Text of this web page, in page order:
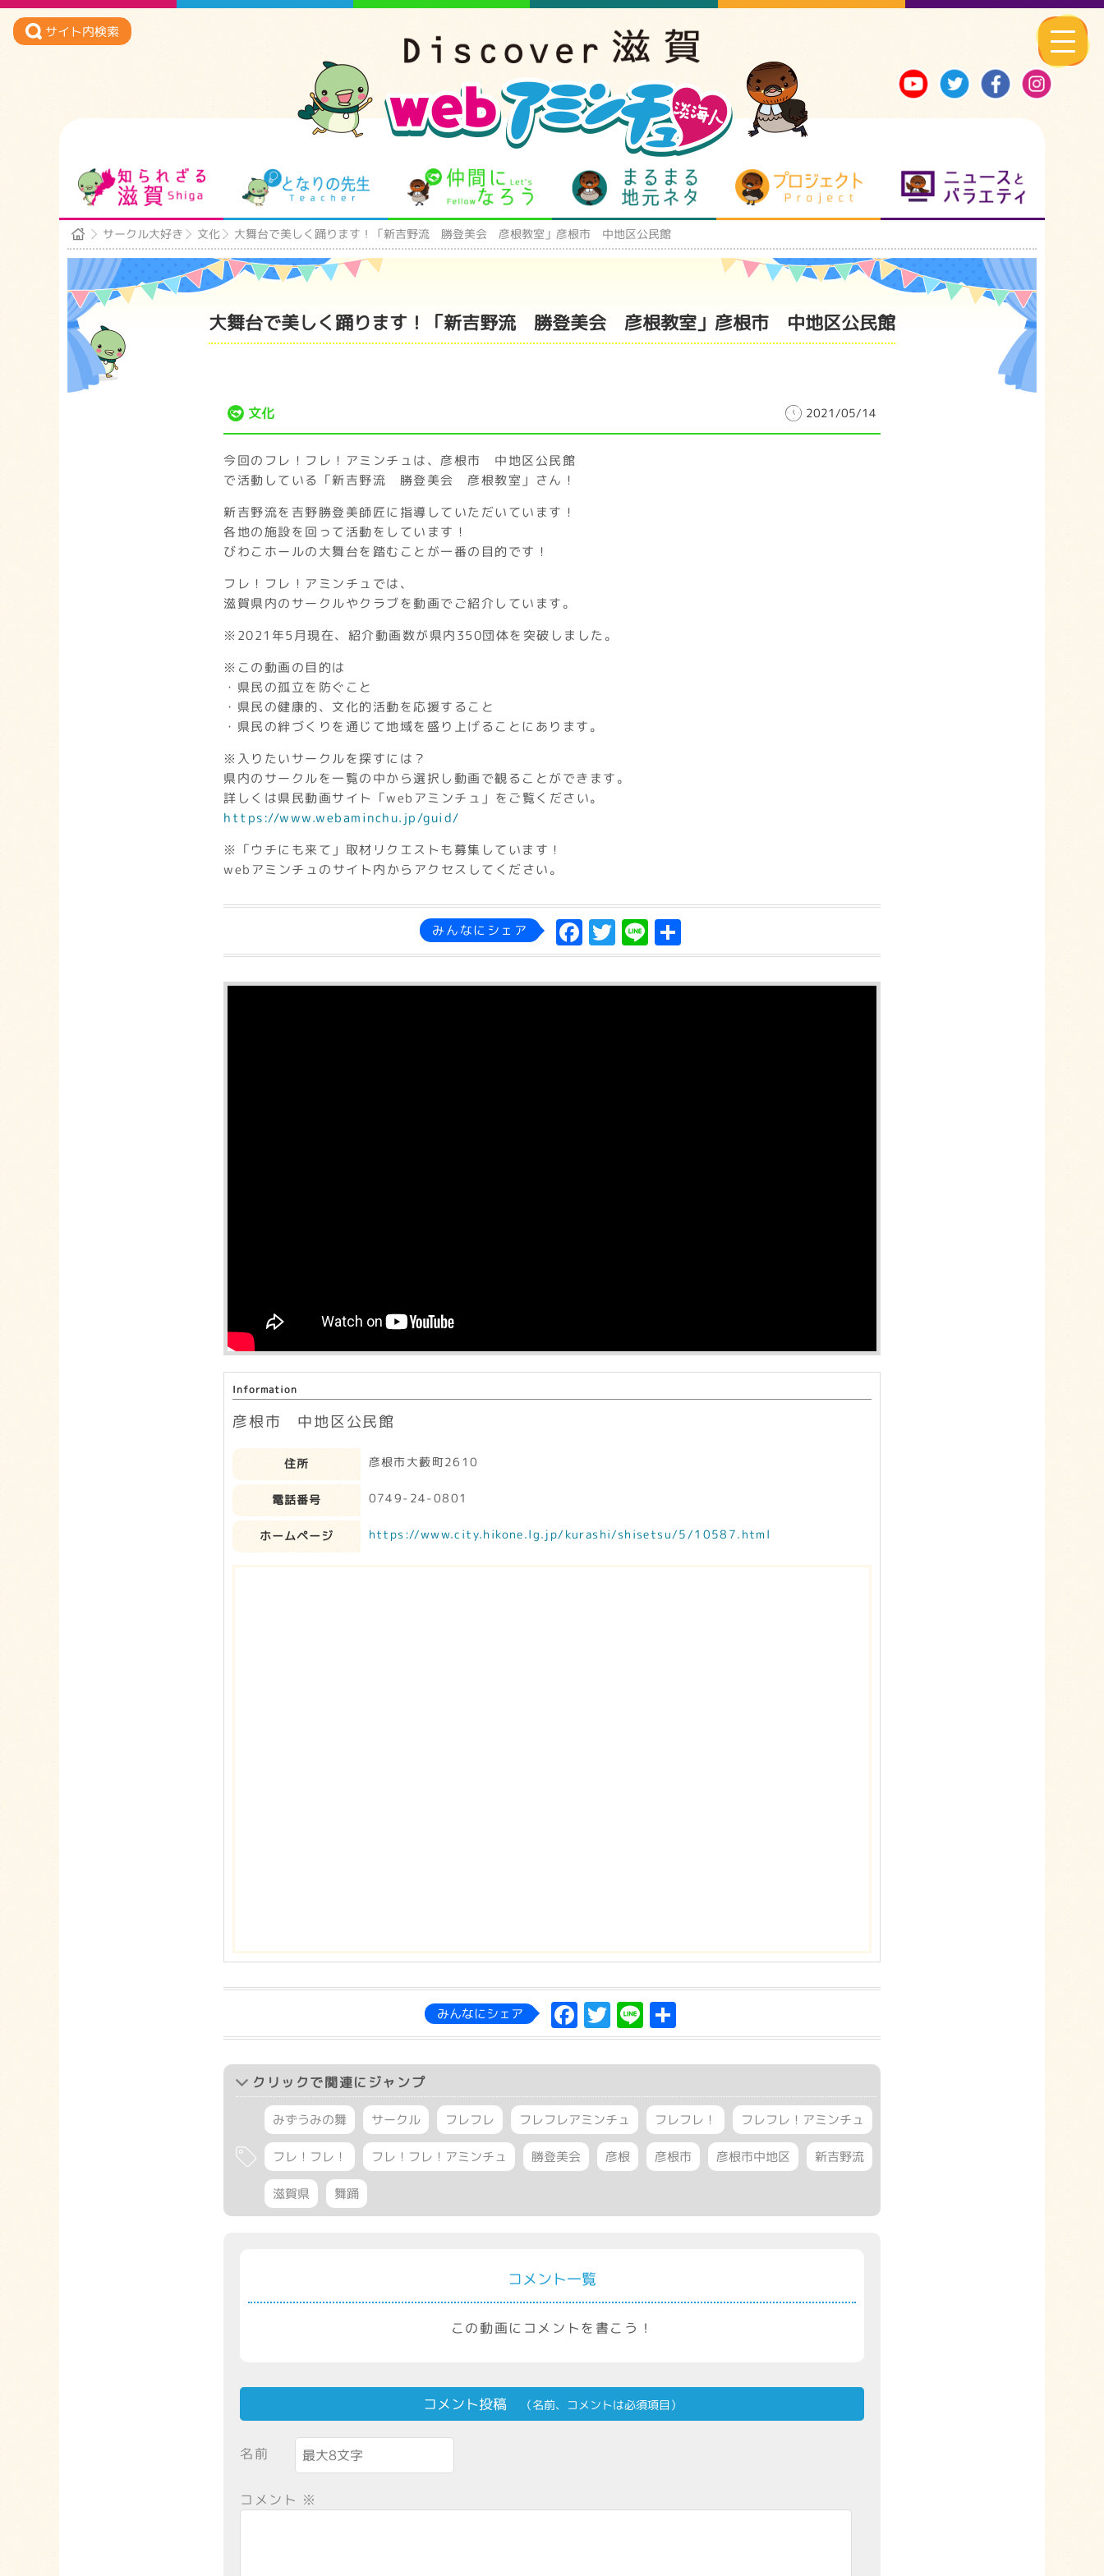
サイト内検索
知られざる滋賀 となりの先生 仲間になろう まるまる地元ネタ プロジェクト
サークル大好き 文化 大舞台で美しく踊ります！「新吉野流 勝登美会 彦根教室」彦根市 中地区公民館
大舞台で美しく踊ります！「新吉野流 勝登美会 彦根教室」彦根市 中地区公民館
文化 2021/05/14
今回のフレ！フレ！アミンチュは、彦根市 中地区公民館
で活動している「新吉野流 勝登美会 彦根教室」さん！
新吉野流を吉野勝登美師匠に指導していただいています！
各地の施設を回って活動をしています！
びわこホールの大舞台を踏むことが一番の目的です！
フレ！フレ！アミンチュでは、
滋賀県内のサークルやクラブを動画でご紹介しています。
※2021年5月現在、紹介動画数が県内350団体を突破しました。
※この動画の目的は
・県民の孤立を防ぐこと
・県民の健康的、文化的活動を応援すること
・県民の絆づくりを通じて地域を盛り上げることにあります。
※入りたいサークルを探すには？
県内のサークルを一覧の中から選択し動画で観ることができます。
詳しくは県民動画サイト「webアミンチュ」をご覧ください。
https://www.webaminchu.jp/guid/
※「ウチにも来て」取材リクエストも募集しています！
webアミンチュのサイト内からアクセスしてください。
みんなにシェア F
a
c
T
w
it
L
in
e
共
有
Information
彦根市 中地区公民館
住所 彦根市大藪町2610
電話番号 0749-24-0801
ホームページ https://www.city.hikone.lg.jp/kurashi/shisetsu/5/10587.html
みんなにシェア Facebook
Twitter
Line
有
クリックで関連にジャンプ
みずうみの舞 サークル フレフレ フレフレアミンチュ フレフレ！ フレフレ！アミンチュ
フレ！フレ！ フレ！フレ！アミンチュ 勝登美会 彦根 彦根市 彦根市中地区 新吉野流
滋賀県 舞踊
コメント一覧
この動画にコメントを書こう！
コメント投稿 （名前、コメントは必須項目）
名前
コメント ※